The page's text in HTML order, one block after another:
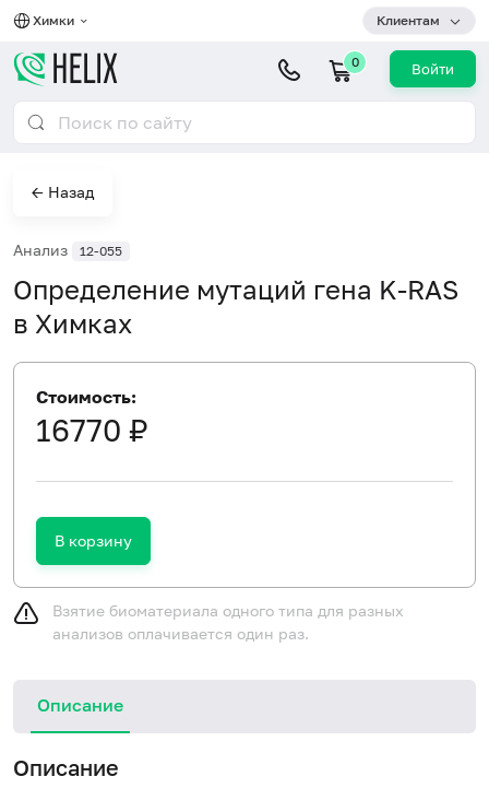
Химки Клиентам
0 Войти
← Назад
Анализ 12-055
Определение мутаций гена K-RAS
в Химках
Стоимость:
16770 ₽
В корзину
Взятие биоматериала одного типа для разных
анализов оплачивается один раз.
Описание
Описание